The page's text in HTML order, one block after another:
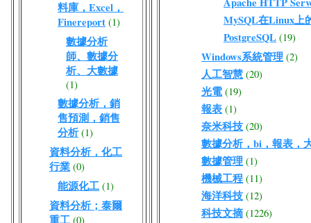
料庫，Excel，
Finereport (1)
數據分析
師、數據分
析、大數據
(1)
數據分析，銷
售預測，銷售
分析 (1)
資料分析，化工
行業 (0)
能源化工 (1)
資料分析；泰爾
重工 (0)
MySQL在Linux上
PostgreSQL (19)
Windows系統管理 (2)
人工智慧 (20)
光電 (19)
報表 (1)
奈米科技 (20)
數據分析，bi，報表，
數據管理 (1)
機械工程 (11)
海洋科技 (12)
科技文摘 (1226)